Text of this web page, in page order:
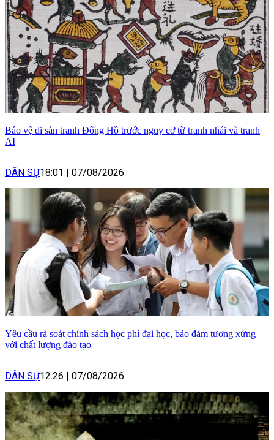
Bảo vệ di sản tranh Đông Hồ trước nguy cơ từ tranh nhái và tranh
AI
DÂN SỰ18:01 07/08/2026
Yêu cầu rà soát chính sách học phí đại học, bảo đảm tương xứng
với chất lượng đào tạo
DÂN SỰ12:26 | 07/08/2026